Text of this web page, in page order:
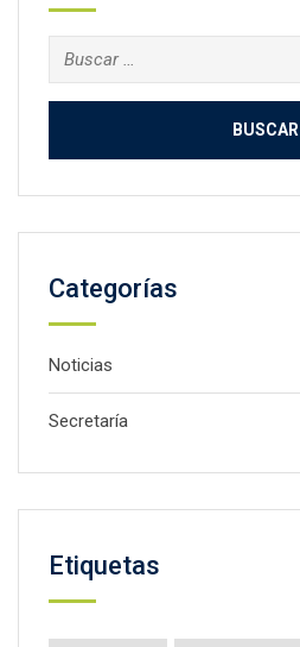
Buscar:
Categorías
Noticias
Secretaría
Etiquetas